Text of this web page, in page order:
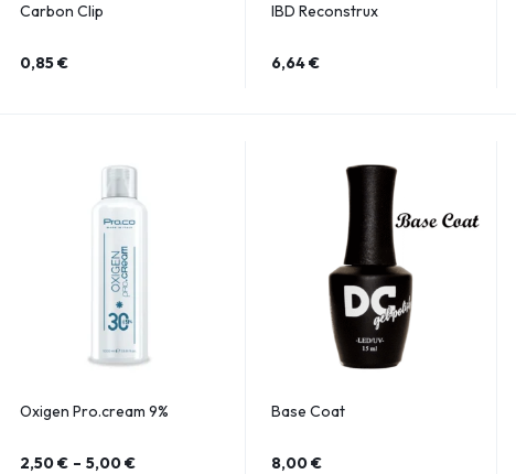
Carbon Clip
0,85€
IBD Reconstrux
6,64€
Oxigen Pro.cream 9%
2,50€ – 5,00€
Base Coat
8,00€